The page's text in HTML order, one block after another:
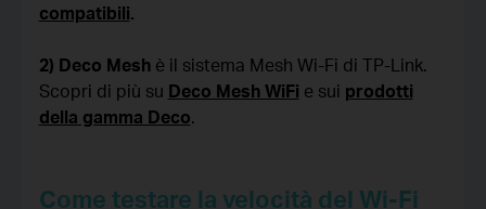
compatibili.
2) Deco Mesh è il sistema Mesh Wi-Fi di TP-Link.
Scopri di più su Deco Mesh WiFi e sui prodotti
della gamma Deco.
Come testare la velocità del Wi-Fi